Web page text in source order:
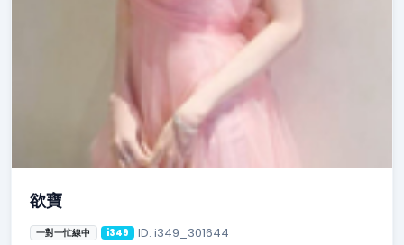
欲寶
一對一忙線中 i349 ID: i349_301644